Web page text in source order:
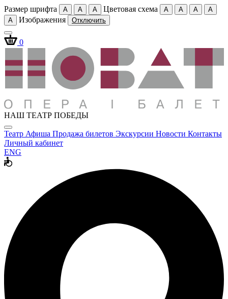
Размер шрифта A A A Цветовая схема A A A
A
A
Изображения Отключить
0
НАШ ТЕАТР ПОБЕДЫ
Театр Афиша Продажа билетов Экскурсии Новости Контакты
Личный кабинет
ENG